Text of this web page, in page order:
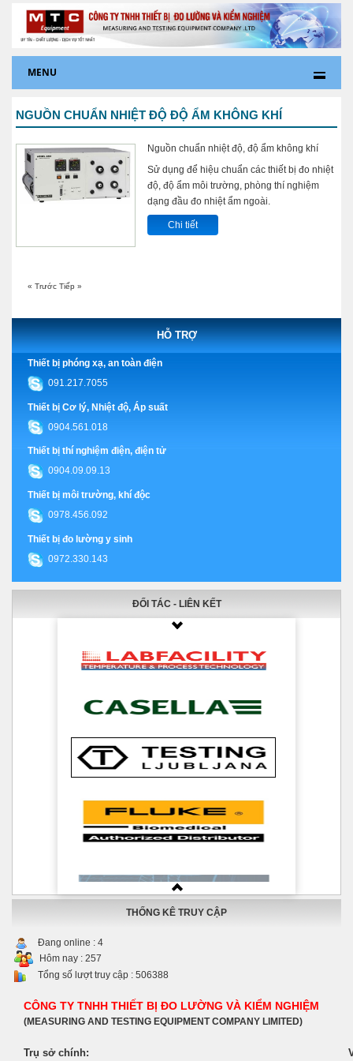
MENU
NGUỒN CHUẨN NHIỆT ĐỘ ĐỘ ẨM KHÔNG KHÍ
Nguồn chuẩn nhiệt độ, độ ẩm không khí
Sử dụng để hiệu chuẩn các thiết bị đo nhiệt
độ, độ ẩm môi trường, phòng thí nghiệm
dạng đầu đo nhiệt ẩm ngoài.
Chi tiết
« Trước Tiếp »
HỖ TRỢ
Thiết bị phóng xạ, an toàn điện
091.217.7055
Thiết bị Cơ lý, Nhiệt độ, Áp suất
0904.561.018
Thiết bị thí nghiệm điện, điện tử
0904.09.09.13
Thiết bị môi trường, khí độc
0978.456.092
Thiết bị đo lường y sinh
0972.330.143
ĐỐI TÁC - LIÊN KẾT
THỐNG KÊ TRUY CẬP
Đang online : 4
Hôm nay : 257
Tổng số lượt truy cập : 506388
CÔNG TY TNHH THIẾT BỊ ĐO LƯỜNG VÀ KIỂM NGHIỆM
(MEASURING AND TESTING EQUIPMENT COMPANY LIMITED)
Trụ sở chính: